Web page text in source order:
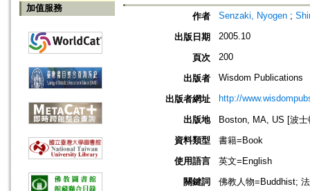
加值服務
作者 Senzaki, Nyogen ;
出版日期 2005.10
頁次 200
出版者 Wisdom Publications
出版者網址 http://
出版地
Boston, MA, US [波
資料類型
書籍=Book
使用語言
英文=English
關鍵詞
佛教人物=Buddhist;